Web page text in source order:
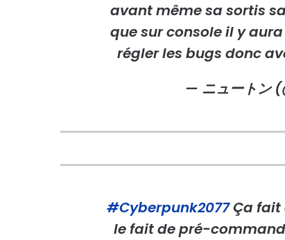
avant même sa sortis
que sur console il y
régler les bugs donc
— ニュートン
#Cyberpunk2077Ça fait
le fait de pré-